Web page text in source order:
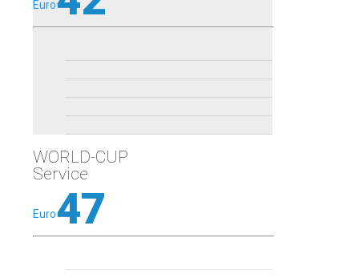
Euro
WORLD-CUP
Service
Euro47